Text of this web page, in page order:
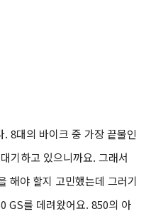
8대의 바이크 중 가장 끝물인
기하고 있으니까요. 그래서
해야 할지 고민했는데 그러기
GS를 데려왔어요. 850의 아